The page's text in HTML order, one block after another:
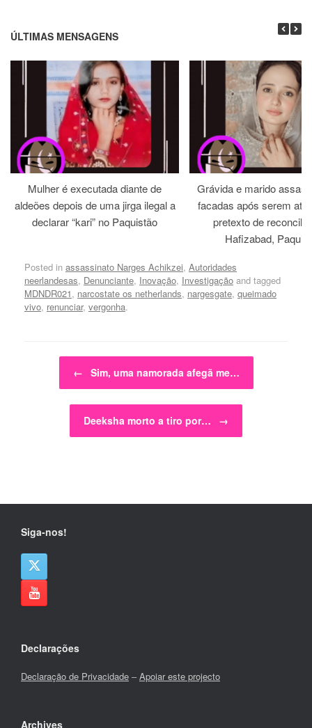
ÚLTIMAS MENSAGENS
Mulher é executada diante de
aldeões depois de uma jirga ilegal a
declarar “kari” no Paquistão
Grávida e marido
facadas após serem
pretexto de
Hafizabad,
Posted in assassinato Narges Achikzei, Autoridades
neerlandesas, Denunciante, Inovação, Investigação and tagged
MDNDR021, narcostate os netherlands, nargesgate, queimado
vivo, renunciar, vergonha.
Post navigation
← Sim, uma namorada afegã me…
Deeksha morto a tiro por… →
Siga-nos!
Declarações
Declaração de Privacidade –Apoiar este projecto
Archives